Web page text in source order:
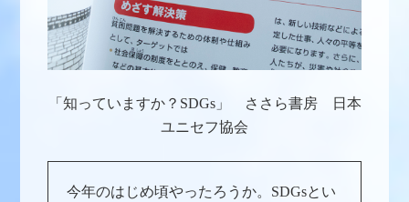
「知っていますか？SDGs」 ささら書房 日本
ユニセフ協会
今年のはじめ頃やったろうか。SDGsとい